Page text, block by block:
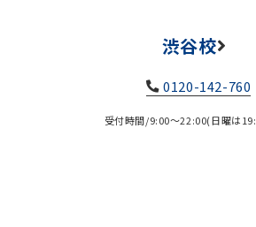
渋谷校
0120-142-760
受付時間/9:00～22:00(日曜は